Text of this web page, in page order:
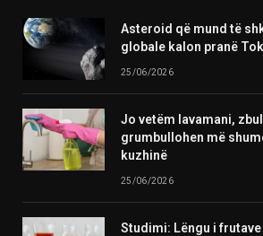
Asteroid që mund të
globale kalon pranë
25/06/2026
Jo vetëm lavamani,
grumbullohen më
kuzhinë
25/06/2026
Studimi: Lëngu i